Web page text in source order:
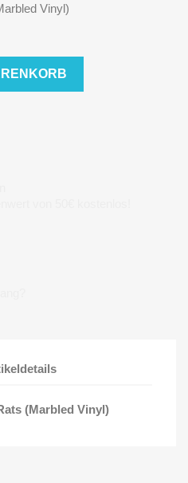
Vinyl)
(Marbled Vinyl)